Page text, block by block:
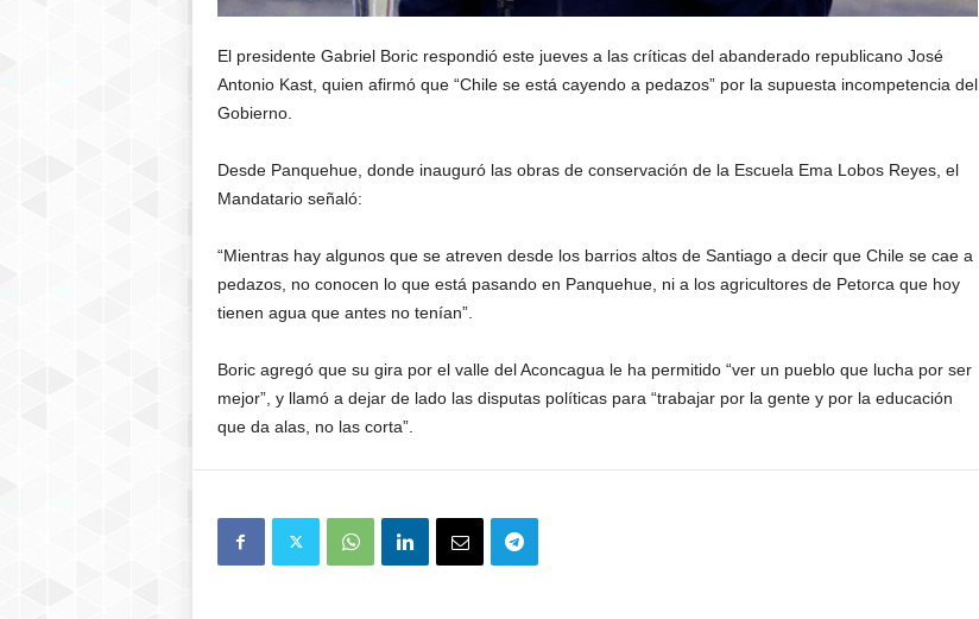
El presidente Gabriel Boric respondió este jueves a las críticas del abanderado republicano José
Antonio Kast, quien afirmó que “Chile se está cayendo a pedazos” por la supuesta incompetencia del
Gobierno.
Desde Panquehue, donde inauguró las obras de conservación de la Escuela Ema Lobos Reyes, el
Mandatario señaló:
“Mientras hay algunos que se atreven desde los barrios altos de Santiago a decir que Chile se cae a
pedazos, no conocen lo que está pasando en Panquehue, ni a los agricultores de Petorca que hoy
tienen agua que antes no tenían”.
Boric agregó que su gira por el valle del Aconcagua le ha permitido “ver un pueblo que lucha por ser
mejor”, y llamó a dejar de lado las disputas políticas para “trabajar por la gente y por la educación
que da alas, no las corta”.